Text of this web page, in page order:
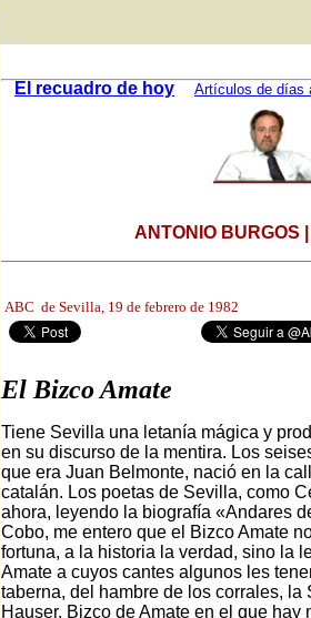
El recuadro de hoy Artículos de días
ANTONIO BURGOS
ABC de Sevilla, 19 de febrero de 1982
El Bizco Amate
Tiene Sevilla una letanía mágica y
en su discurso de la mentira. Los
que era Juan Belmonte, nació en la
catalán. Los poetas de Sevilla, como
ahora, leyendo la biografía «Andares
Cobo, me entero que el Bizco Amate
fortuna, a la historia la verdad, sino la
Amate a cuyos cantes algunos les
taberna, del hambre de los corrales,
Hauser, Bizco de Amate en el que